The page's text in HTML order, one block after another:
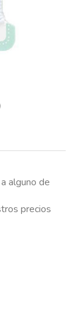
alguno de
precios